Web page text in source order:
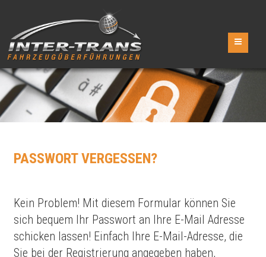
PASSWORT VERGESSEN?
Kein Problem! Mit diesem Formular können Sie
sich bequem Ihr Passwort an Ihre E-Mail Adresse
schicken lassen! Einfach Ihre E-Mail-Adresse, die
Sie bei der Registrierung angegeben haben,